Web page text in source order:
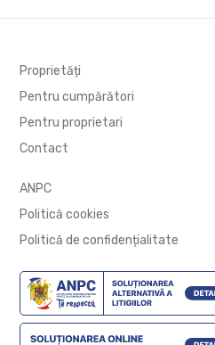
Proprietăți
Pentru cumpărători
Pentru proprietari
Contact
ANPC
Politică cookies
Politică de confidențialitate